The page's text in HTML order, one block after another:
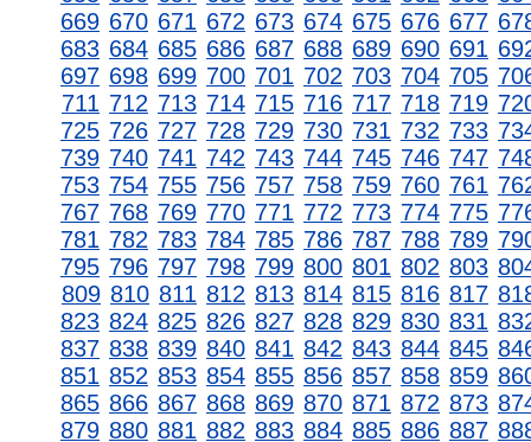
669 670 671 672 673 674 675 676 677
683 684 685 686 687 688 689 690 691
697 698 699 700 701 702 703 704 705
711 712 713 714 715 716 717 718 719
725 726 727 728 729 730 731 732 733
739 740 741 742 743 744 745 746 747
753 754 755 756 757 758 759 760 761
767 768 769 770 771 772 773 774 775
781 782 783 784 785 786 787 788 789
795 796 797 798 799 800 801 802 803
809 810 811 812 813 814 815 816 817
823 824 825 826 827 828 829 830 831
837 838 839 840 841 842 843 844 845
851 852 853 854 855 856 857 858 859
865 866 867 868 869 870 871 872 873
879 880 881 882 883 884 885 886 887